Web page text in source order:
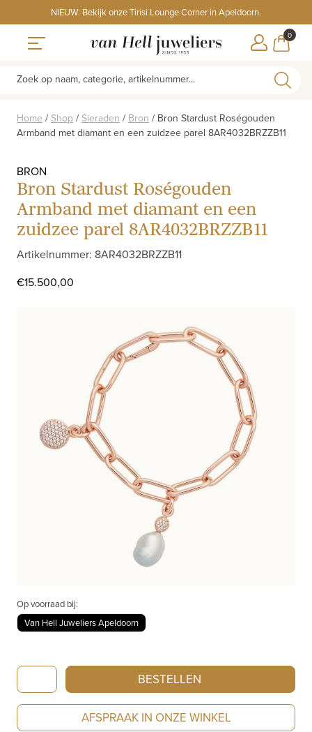
to
content
NIEUW: Bekijk onze Tirisi Lounge Corner in Apeldoorn.
0
Zoek op naam, categorie, artikelnummer...
Home / Shop / Sieraden / Bron / Bron Stardust Roségouden
Armband met diamant en een zuidzee parel 8AR4032BRZZB11
BRON
Bron Stardust Roségouden
Armband met diamant en een
zuidzee parel 8AR4032BRZZB11
Artikelnummer: 8AR4032BRZZB11
€15.500,00
Op voorraad bij:
Van Hell Juweliers Apeldoorn
Bron
Stardust
Roségouden
Armband
BESTELLEN
AFSPRAAK IN ONZE WINKEL